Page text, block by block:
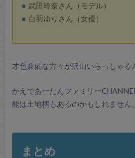
武田玲奈さん（モデル）
白羽ゆりさん（女優）
才色兼備な方々が沢山いらっしゃる
かえであーたんファミリー
能は土地柄もあるのかもしれません。
まとめ